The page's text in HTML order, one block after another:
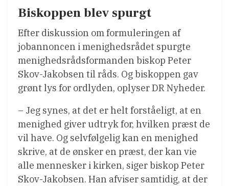
Biskoppen blev spurgt
Efter diskussion om formuleringen af
jobannoncen i menighedsrådet spurgte
menighedsrådsformanden biskop Peter
Skov-Jakobsen til råds. Og biskoppen gav
grønt lys for ordlyden, oplyser DR Nyheder.
– Jeg synes, at det er helt forståeligt, at en
menighed giver udtryk for, hvilken præst de
vil have. Og selvfølgelig kan en menighed
skrive, at de ønsker en præst, der kan vie
alle mennesker i kirken, siger biskop Peter
Skov-Jakobsen. Han afviser samtidig, at der